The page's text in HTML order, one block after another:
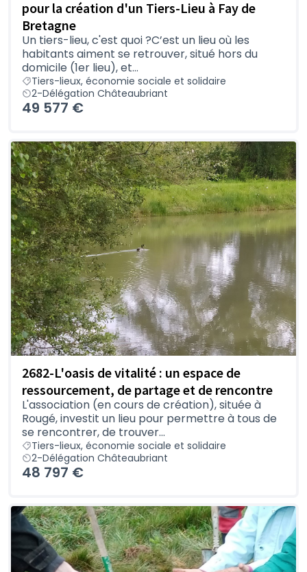
pour la création d'un Tiers-Lieu à Fay de
Bretagne
Un tiers-lieu, c'est quoi ?C’est un lieu où les
habitants aiment se retrouver, situé hors du
domicile (1er lieu), et...
Tiers-lieux, économie sociale et solidaire
2-Délégation Châteaubriant
49 577 €
2682-L'oasis de vitalité : un espace de
ressourcement, de partage et de rencontre
L'association (en cours de création), située à
Rougé, investit un lieu pour permettre à tous de
se rencontrer, de trouver...
Tiers-lieux, économie sociale et solidaire
2-Délégation Châteaubriant
48 797 €